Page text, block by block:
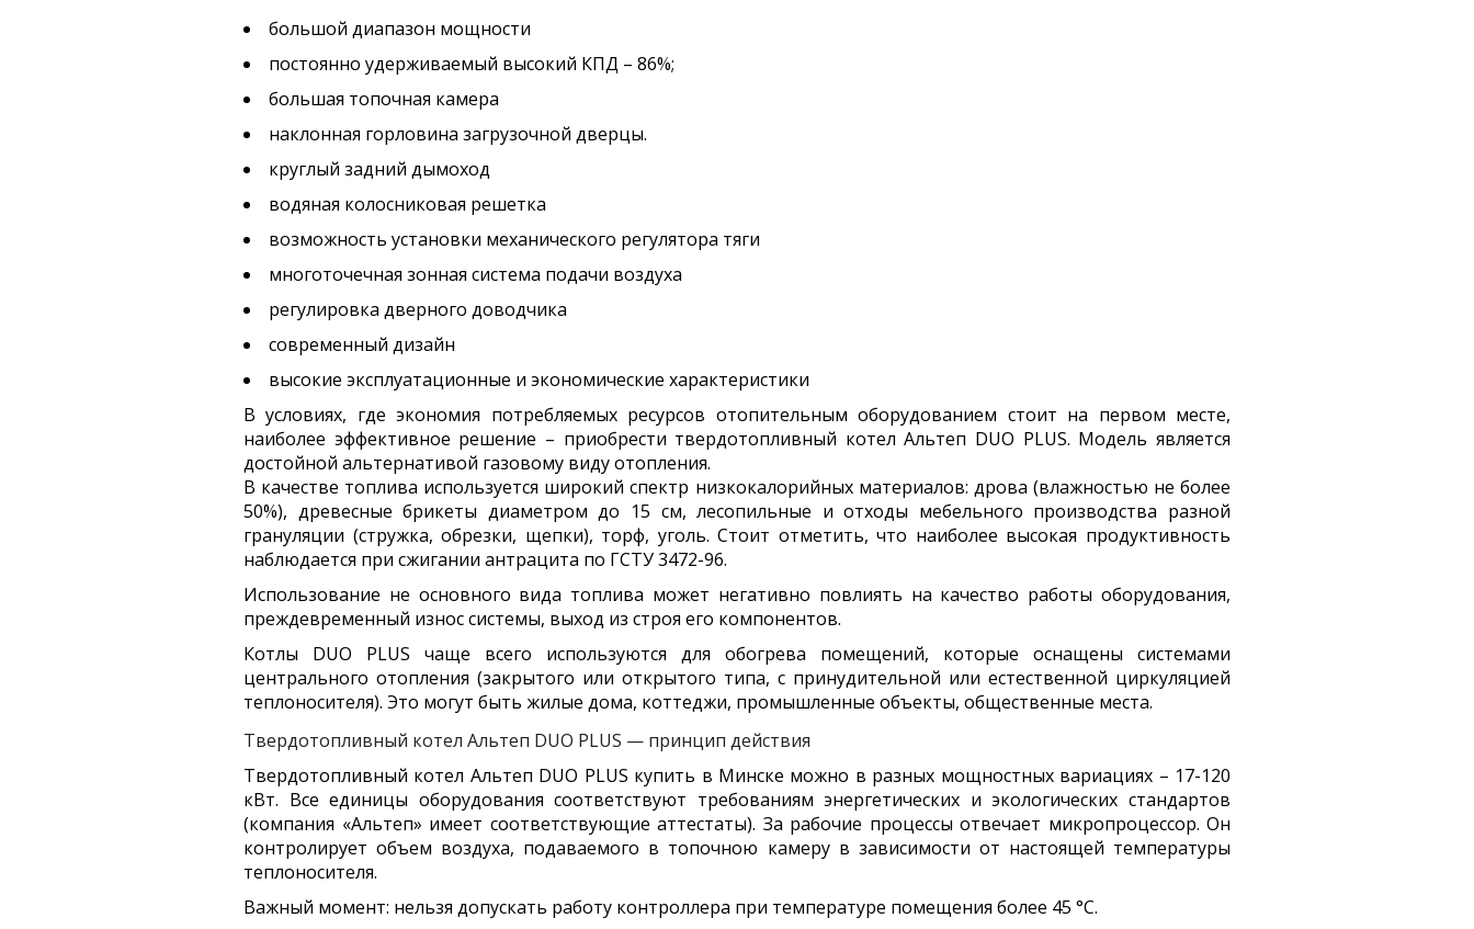
большой диапазон мощности
постоянно удерживаемый высокий КПД – 86%;
большая топочная камера
наклонная горловина загрузочной дверцы.
круглый задний дымоход
водяная колосниковая решетка
возможность установки механического регулятора тяги
многоточечная зонная система подачи воздуха
регулировка дверного доводчика
современный дизайн
высокие эксплуатационные и экономические характеристики
В условиях, где экономия потребляемых ресурсов отопительным оборудованием стоит на первом месте,
наиболее эффективное решение – приобрести твердотопливный котел Альтеп DUO PLUS. Модель является
достойной альтернативой газовому виду отопления.
В качестве топлива используется широкий спектр низкокалорийных материалов: дрова (влажностью не более
50%), древесные брикеты диаметром до 15 см, лесопильные и отходы мебельного производства разной
грануляции (стружка, обрезки, щепки), торф, уголь. Стоит отметить, что наиболее высокая продуктивность
наблюдается при сжигании антрацита по ГСТУ 3472-96.
Использование не основного вида топлива может негативно повлиять на качество работы оборудования,
преждевременный износ системы, выход из строя его компонентов.
Котлы DUO PLUS чаще всего используются для обогрева помещений, которые оснащены системами
центрального отопления (закрытого или открытого типа, с принудительной или естественной циркуляцией
теплоносителя). Это могут быть жилые дома, коттеджи, промышленные объекты, общественные места.
Твердотопливный котел Альтеп DUO PLUS — принцип действия
Твердотопливный котел Альтеп DUO PLUS купить в Минске можно в разных мощностных вариациях – 17-120
кВт. Все единицы оборудования соответствуют требованиям энергетических и экологических стандартов
(компания «Альтеп» имеет соответствующие аттестаты). За рабочие процессы отвечает микропроцессор. Он
контролирует объем воздуха, подаваемого в топочною камеру в зависимости от настоящей температуры
теплоносителя.
Важный момент: нельзя допускать работу контроллера при температуре помещения более 45 °C.